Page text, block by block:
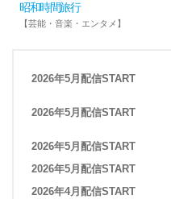
昭和時間旅行
【芸能・音楽・エンタメ】
2026年5月配信START
2026年5月配信START
2026年5月配信START
2026年5月配信START
2026年4月配信START